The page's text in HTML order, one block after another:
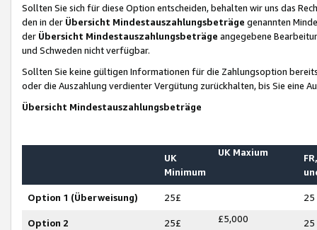
Sollten Sie sich für diese Option entscheiden, behalten wir uns das
den in der Übersicht Mindestauszahlungsbeträge genannten
der Übersicht Mindestauszahlungsbeträge angegebene
und Schweden nicht verfügbar.
Sollten Sie keine gültigen Informationen für die Zahlungsoption
oder die Auszahlung verdienter Vergütung zurückhalten, bis Sie
Übersicht Mindestauszahlungsbeträge
UK
Minimum
UK Maxium
Option 1 (Überweisung) 25£ 25
Option 2
25£ £5,000 25